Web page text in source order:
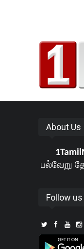
About Us
பல்வேறு
Follow us